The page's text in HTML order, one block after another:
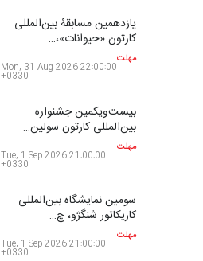
یازدهمین مسابقۀ بین‌المللی
کارتون «حیوانات»،…
مهلت
Mon, 31 Aug 2026 22:00:00
+0330
بیست‌و‌یکمین جشنواره
بین‌المللی کارتون سولین…
مهلت
Tue, 1 Sep 2026 21:00:00
+0330
سومین نمایشگاه بین‌المللی
کاریکاتور شنگژو، چ…
مهلت
Tue, 1 Sep 2026 21:00:00
+0330